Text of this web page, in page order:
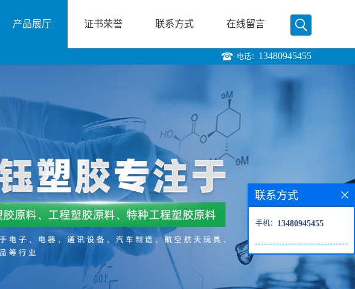
产品展厅 证书荣誉 联系方式 在线留言
电话： 13480945455
联系方式
手机： 13480945455